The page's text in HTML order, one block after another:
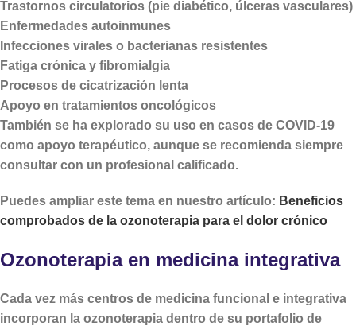
Trastornos circulatorios (pie diabético, úlceras vasculares)
Enfermedades autoinmunes
Infecciones virales o bacterianas resistentes
Fatiga crónica y fibromialgia
Procesos de cicatrización lenta
Apoyo en tratamientos oncológicos
También se ha explorado su uso en casos de COVID-19
como apoyo terapéutico, aunque se recomienda siempre
consultar con un profesional calificado.
Puedes ampliar este tema en nuestro artículo: Beneficios
comprobados de la ozonoterapia para el dolor crónico
Ozonoterapia en medicina integrativa
Cada vez más centros de medicina funcional e integrativa
incorporan la ozonoterapia dentro de su portafolio de